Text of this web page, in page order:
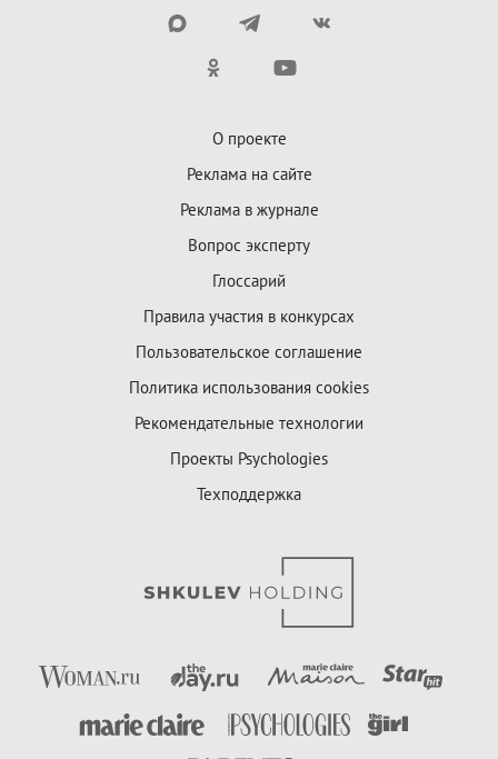
О проекте
Реклама на сайте
Реклама в журнале
Вопрос эксперту
Глоссарий
Правила участия в конкурсах
Пользовательское соглашение
Политика использования cookies
Рекомендательные технологии
Проекты Psychologies
Техподдержка